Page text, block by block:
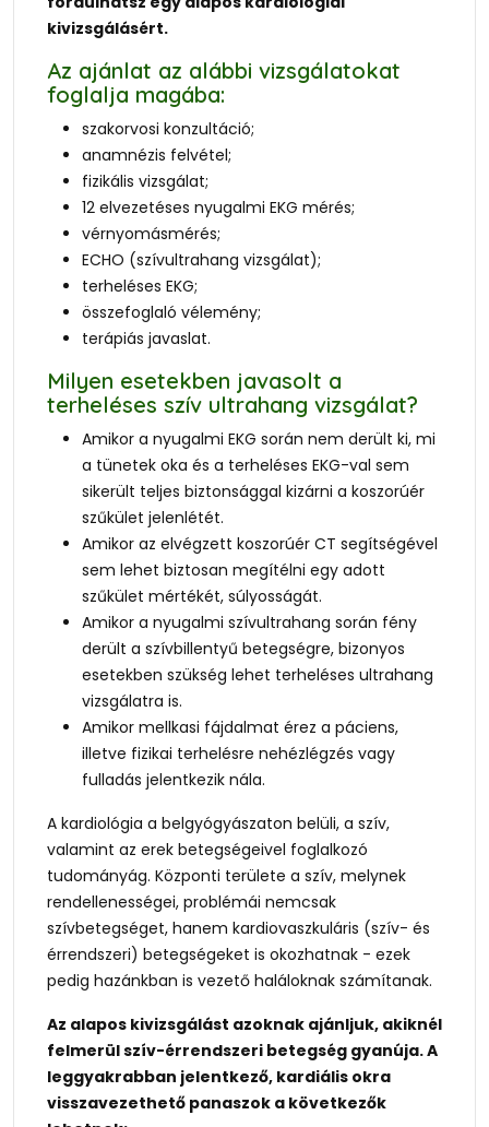
kivizsgálásért.
Az ajánlat az alábbi vizsgálatokat
foglalja magába:
szakorvosi konzultáció;
anamnézis felvétel;
fizikális vizsgálat;
12 elvezetéses nyugalmi EKG mérés;
vérnyomásmérés;
ECHO (szívultrahang vizsgálat);
terheléses EKG;
összefoglaló vélemény;
terápiás javaslat.
Milyen esetekben javasolt a
terheléses szív ultrahang vizsgálat?
Amikor a nyugalmi EKG során nem derült ki, mi
a tünetek oka és a terheléses EKG-val sem
sikerült teljes biztonsággal kizárni a koszorúér
szűkület jelenlétét.
Amikor az elvégzett koszorúér CT segítségével
sem lehet biztosan megítélni egy adott
szűkület mértékét, súlyosságát.
Amikor a nyugalmi szívultrahang során fény
derült a szívbillentyű betegségre, bizonyos
esetekben szükség lehet terheléses ultrahang
vizsgálatra is.
Amikor mellkasi fájdalmat érez a páciens,
illetve fizikai terhelésre nehézlégzés vagy
fulladás jelentkezik nála.
A kardiológia a belgyógyászaton belüli, a szív,
valamint az erek betegségeivel foglalkozó
tudományág. Központi területe a szív, melynek
rendellenességei, problémái nemcsak
szívbetegséget, hanem kardiovaszkuláris (szív- és
érrendszeri) betegségeket is okozhatnak - ezek
pedig hazánkban is vezető haláloknak számítanak.
Az alapos kivizsgálást azoknak ajánljuk, akiknél
felmerül szív-érrendszeri betegség gyanúja. A
leggyakrabban jelentkező, kardiális okra
visszavezethető panaszok a következők